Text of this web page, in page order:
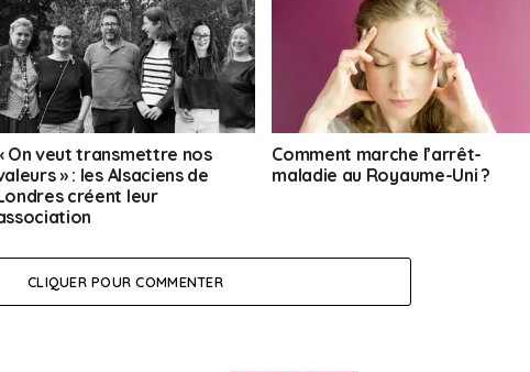
On veut transmettre nos
» : les Alsaciens de
créent leur
Comment marche l’arrêt-
maladie au Royaume-Uni ?
CLIQUER POUR COMMENTER